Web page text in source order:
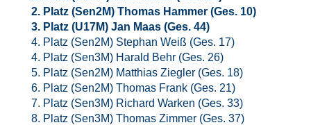
2. Platz (Sen2M) Thomas Hammer (Ges. 10)
3. Platz (U17M) Jan Maas (Ges. 44)
4. Platz (Sen2M) Stephan Weiß (Ges. 17)
4. Platz (Sen3M) Harald Behr (Ges. 26)
5. Platz (Sen2M) Matthias Ziegler (Ges. 18)
6. Platz (Sen2M) Thomas Frank (Ges. 21)
7. Platz (Sen3M) Richard Warken (Ges. 33)
8. Platz (Sen3M) Thomas Zimmer (Ges. 37)